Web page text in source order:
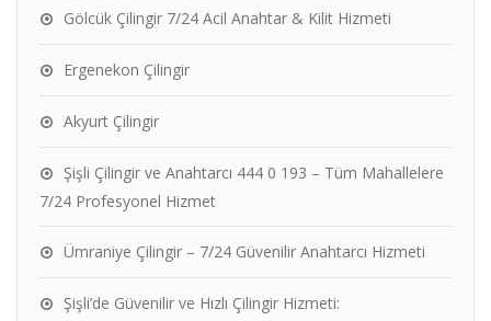
Gölcük Çilingir 7/24 Acil Anahtar & Kilit Hizmeti
Ergenekon Çilingir
Akyurt Çilingir
Şişli Çilingir ve Anahtarcı 444 0 193 – Tüm Mahallelere
7/24 Profesyonel Hizmet
Ümraniye Çilingir – 7/24 Güvenilir Anahtarcı Hizmeti
Şişli’de Güvenilir ve Hızlı Çilingir Hizmeti: